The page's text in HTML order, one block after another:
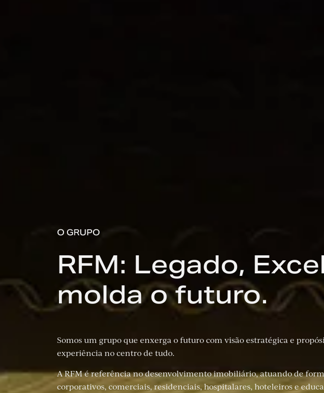
O GRUPO
RFM: Legado,
molda o futuro.
Somos um grupo que enxerga o futuro com visão estratégica e
experiência no centro de tudo.
A RFM é referência no desenvolvimento imobiliário, atuando de
corporativos, comerciais, residenciais, hospitalares, hoteleiros e